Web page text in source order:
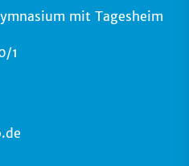
mit Tagesheim
1